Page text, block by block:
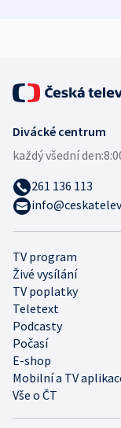
TV program
Živé vysílání
TV poplatky
Teletext
Podcasty
Počasí
E-shop
Mobilní a TV
Vše o ČT
Divácké centrum
každý všední den:
261 136 113